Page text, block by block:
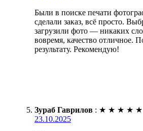
Были в поиске печати
сделали заказ, всё просто.
загрузили фото — никаких
вовремя, качество отличное.
результату. Рекомендую!
Зураб Гаврилов : ★ ★ ★ ★ ★
23.10.2025